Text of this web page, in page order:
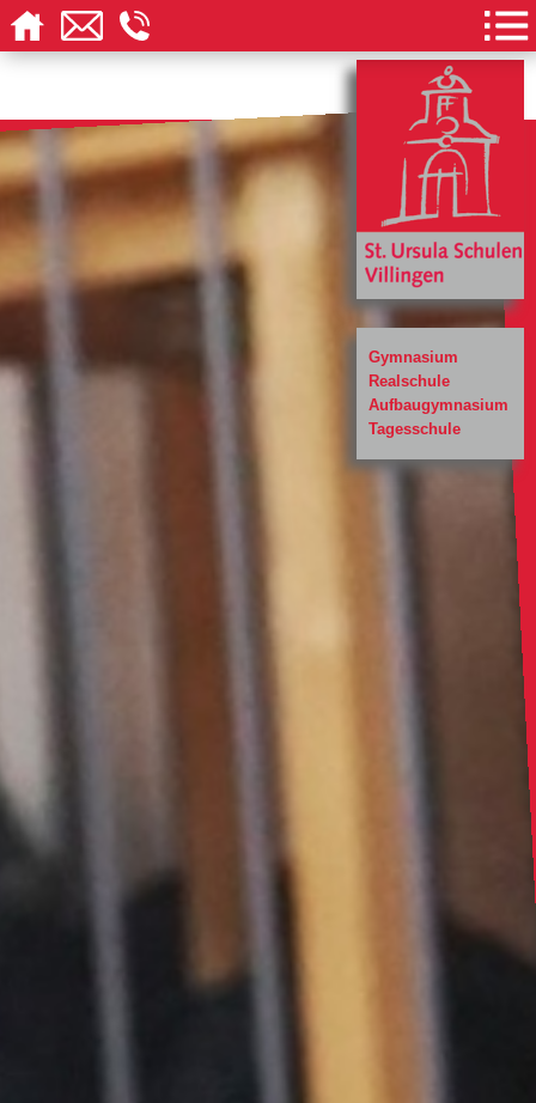
Gymnasium
Realschule
Aufbaugymnasium
Tagesschule